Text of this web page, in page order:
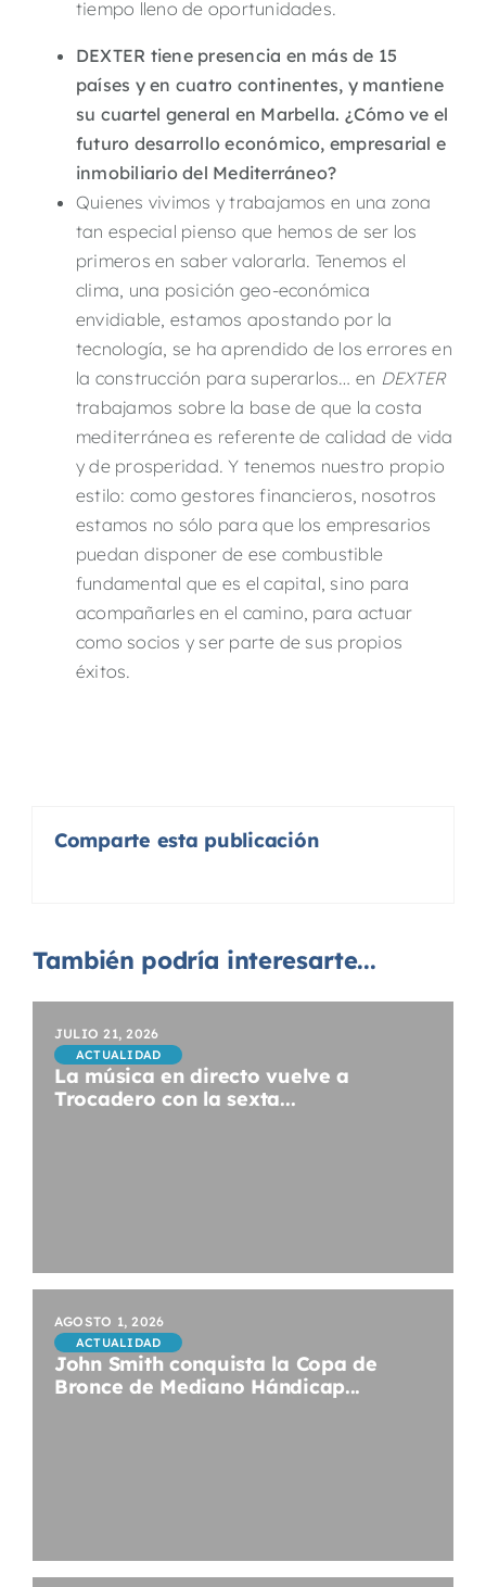
tiempo lleno de oportunidades.
DEXTER tiene presencia en más de 15
países y en cuatro continentes, y mantiene
su cuartel general en Marbella. ¿Cómo ve el
futuro desarrollo económico, empresarial e
inmobiliario del Mediterráneo?
Quienes vivimos y trabajamos en una zona
tan especial pienso que hemos de ser los
primeros en saber valorarla. Tenemos el
clima, una posición geo-económica
envidiable, estamos apostando por la
tecnología, se ha aprendido de los errores en
la construcción para superarlos… en DEXTER
trabajamos sobre la base de que la costa
mediterránea es referente de calidad de vida
y de prosperidad. Y tenemos nuestro propio
estilo: como gestores financieros, nosotros
estamos no sólo para que los empresarios
puedan disponer de ese combustible
fundamental que es el capital, sino para
acompañarles en el camino, para actuar
como socios y ser parte de sus propios
éxitos.
Comparte esta publicación
También podría interesarte...
JULIO 21, 2026
ACTUALIDAD
La música en directo vuelve a
Trocadero con la sexta...
AGOSTO 1, 2026
ACTUALIDAD
John Smith conquista la Copa de
Bronce de Mediano Hándicap...